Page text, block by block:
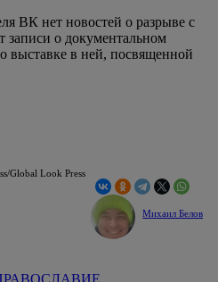
ВК нет новостей о разрыве с
записи о документальном
выставке в ней, посвященной
Global Look Press
Михаил Белов